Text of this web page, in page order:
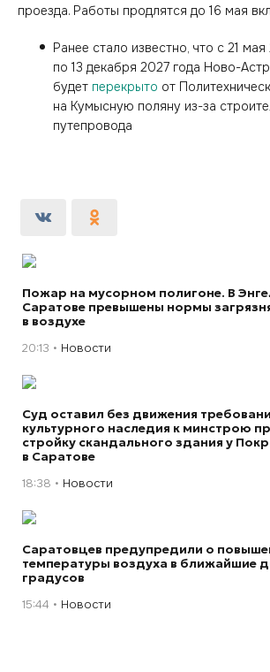
проезда. Работы продлятся до 16 мая
Ранее стало известно, что с 21
по 13 декабря 2027 года Ново-
будет перекрыто от
на Кумысную поляну из-за
путепровода
Пожар на мусорном полигоне. В
Саратове превышены нормы
в воздухе
20:13 Новости
Суд оставил без движения
культурного наследия к минстрою
стройку скандального здания у
в Саратове
18:38 Новости
Саратовцев предупредили о
температуры воздуха в ближайшие
градусов
15:44 Новости